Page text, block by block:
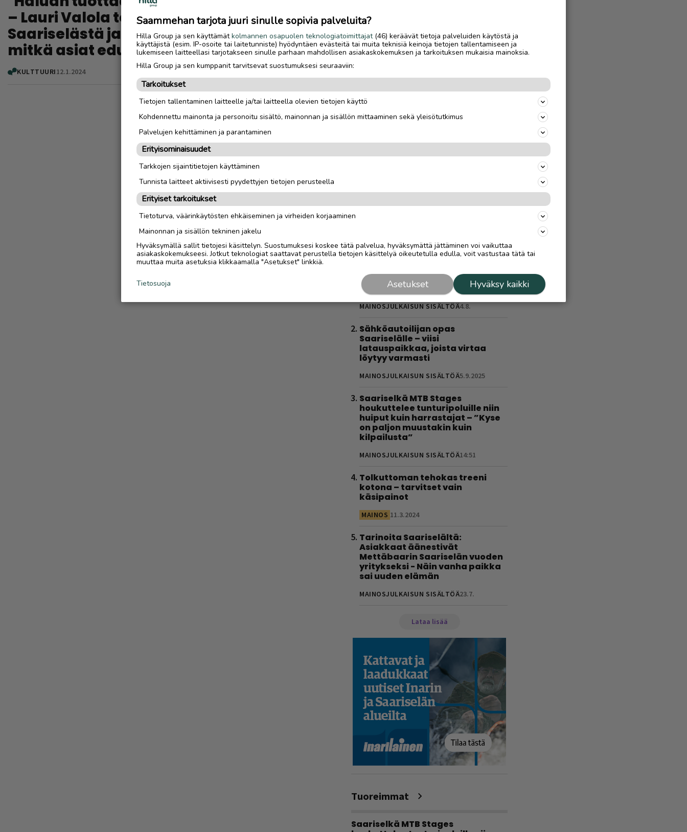
– Lauri Valola tekee kuvituksia
Saariselästä ja haluaa kuulla ihmisiltä,
mitkä asiat edustavat heille Saariselkää
KULTTUURI12.1.2024
Luetuimmat
Gáldun ensimmäinen
talvisesonki oli yrittäjäparille
”Halusimme itse oppia, miten
kaikki toimii”
MAINOSJULKAISUN SISÄLTÖÄ4.8.
Sähköautoilijan opas
Saariselälle – viisi
latauspaikkaa, joista virtaa
löytyy varmasti
MAINOSJULKAISUN SISÄLTÖÄ5.9.2025
Saariselkä MTB Stages
houkuttelee tunturipoluille niin
huiput kuin harrastajat – ”Kyse
on paljon muustakin kuin
kilpailusta”
MAINOSJULKAISUN SISÄLTÖÄ14:51
Tolkuttoman tehokas treeni
kotona – tarvitset vain
käsipainot
MAINOS 11.3.2024
Tarinoita Saariselältä:
Asiakkaat äänestivät
Mettäbaarin Saariselän vuoden
yritykseksi - Näin vanha paikka
sai uuden elämän
MAINOSJULKAISUN SISÄLTÖÄ23.7.
Lataa lisää
Tuoreimmat
Saariselkä MTB Stages
Saammehan tarjota juuri sinulle sopivia palveluita?
Hilla Group ja sen käyttämätkolmannen osapuolen teknologiatoimittajat(46) keräävät tietoja palveluiden käytöstä ja
käyttäjistä (esim. IP-osoite tai laitetunniste) hyödyntäen evästeitä tai muita teknisiä keinoja tietojen tallentamiseen ja
lukemiseen laitteellasi tarjotakseen sinulle parhaan mahdollisen asiakaskokemuksen ja tarkoituksen mukaisia mainoksia.
Hilla Group ja sen kumppanit tarvitsevat suostumuksesi seuraaviin:
Tarkoitukset
Tietojen tallentaminen laitteelle ja/tai laitteella olevien tietojen käyttö
Kohdennettu mainonta ja personoitu sisältö, mainonnan ja sisällön mittaaminen sekä yleisötutkimus
Palvelujen kehittäminen ja parantaminen
Erityisominaisuudet
Tarkkojen sijaintitietojen käyttäminen
Tunnista laitteet aktiivisesti pyydettyjen tietojen perusteella
Erityiset tarkoitukset
Tietoturva, väärinkäytösten ehkäiseminen ja virheiden korjaaminen
Mainonnan ja sisällön tekninen jakelu
Hyväksymällä sallit tietojesi käsittelyn. Suostumuksesi koskee tätä palvelua, hyväksymättä jättäminen voi vaikuttaa
asiakaskokemukseesi. Jotkut teknologiat saattavat perustella tietojen käsittelyä oikeutetulla edulla, voit vastustaa tätä tai
muuttaa muita asetuksia klikkaamalla "Asetukset" linkkiä.
Hyväksy kaikki
Asetukset
Tietosuoja